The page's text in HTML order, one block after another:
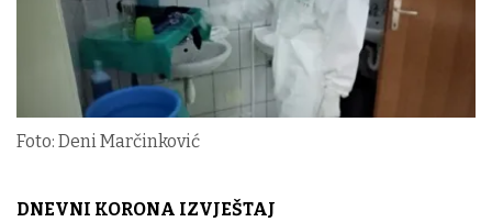
Foto: Deni Marčinković
DNEVNI KORONA IZVJEŠTAJ